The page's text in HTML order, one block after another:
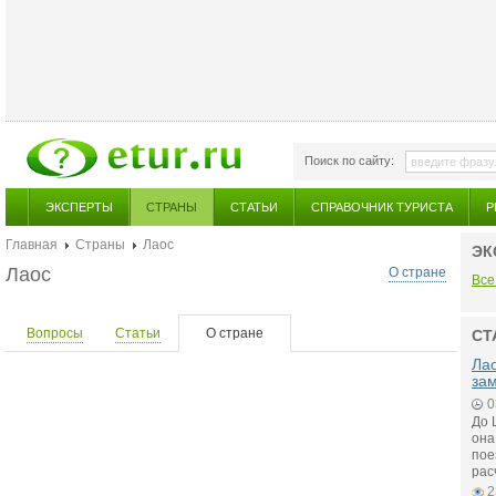
Поиск по сайту:
ЭКСПЕРТЫ СТРАНЫ СТАТЬИ СПРАВОЧНИК ТУРИСТА
Главная Страны
Лаос
О стране
Лаос
Вопросы Статьи О стране
До